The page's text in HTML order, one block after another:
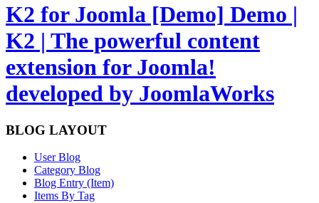
K2 for Joomla [Demo] Demo |
K2 | The powerful content
extension for Joomla!
developed by JoomlaWorks
BLOG LAYOUT
User Blog
Category Blog
Blog Entry (Item)
Items By Tag